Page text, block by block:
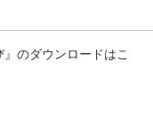
のダウンロードはこ